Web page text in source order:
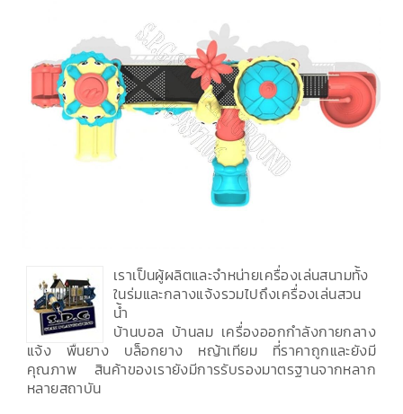
เราเป็นผู้ผลิตและจำหน่ายเครื่องเล่นสนามทั้ง
ในร่มและกลางแจ้งรวมไปถึงเครื่องเล่นสวน
น้ำ
บ้านบอล บ้านลม เครื่องออกกำลังกายกลาง
แจ้ง พื้นยาง บล็อกยาง หญ้าเทียม ที่ราคาถูกและยังมี
คุณภาพ สินค้าของเรายังมีการรับรองมาตรฐานจากหลาก
หลายสถาบัน